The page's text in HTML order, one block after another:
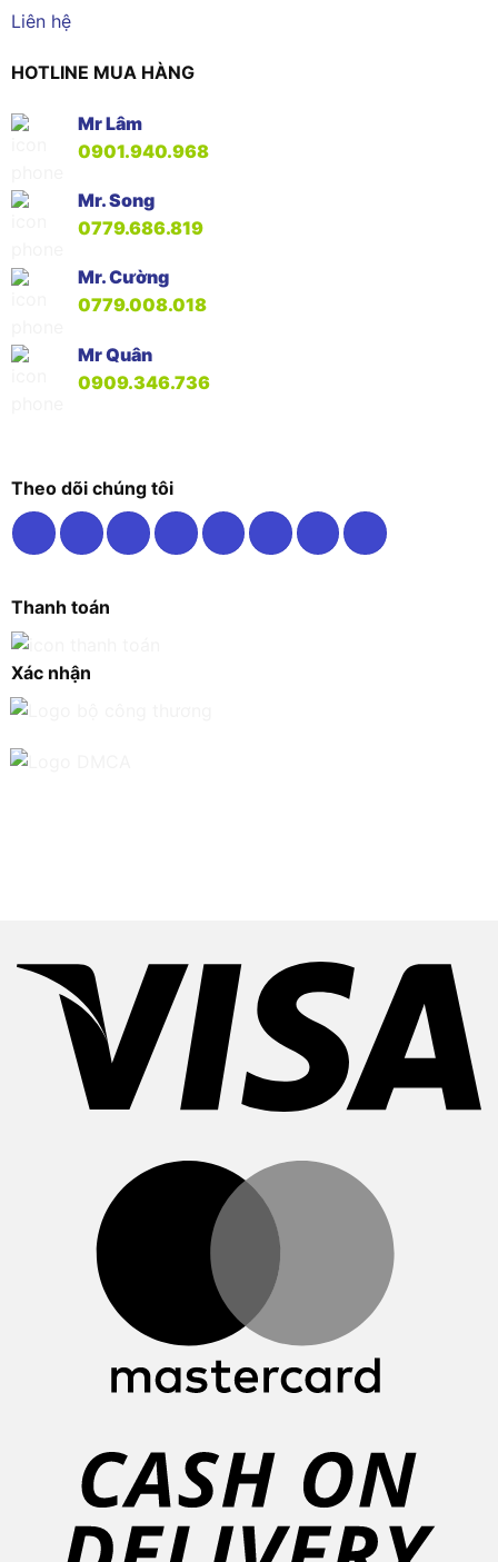
Liên hệ
HOTLINE MUA HÀNG
Mr Lâm
0901.940.968
Mr. Song
0779.686.819
Mr. Cường
0779.008.018
Mr Quân
0909.346.736
Theo dõi chúng tôi
Thanh toán
Xác nhận